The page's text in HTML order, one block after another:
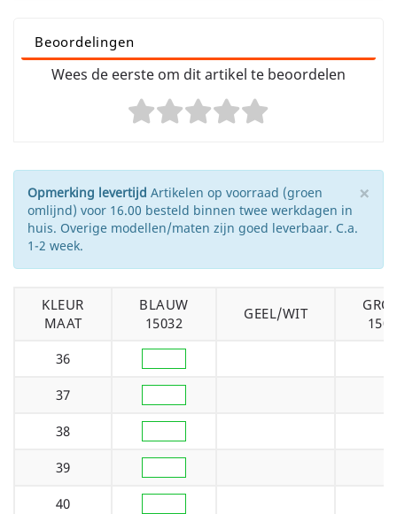
Beoordelingen
Wees de eerste om dit artikel te beoordelen
×
Opmerking levertijd Artikelen op voorraad (groen
omlijnd) voor 16.00 besteld binnen twee werkdagen in
huis. Overige modellen/maten zijn goed leverbaar. C.a.
1-2 week.
KLEUR
MAAT
BLAUW
15032
GEEL/WIT
36
37
38
39
40